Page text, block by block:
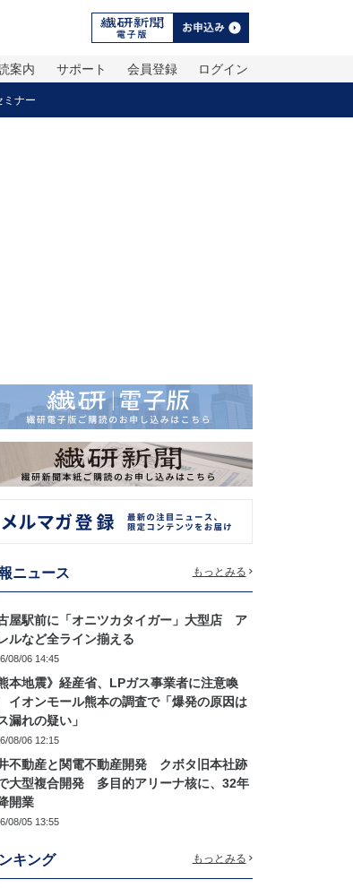
ログイン
会員登録
サポート
案内
ミナー
ニュース もっとみる
屋駅前に「オニツカタイガー」大型店 ア
ルなど全ライン揃える
08/06 14:45
熊本地震》経産省、LPガス事業者に注意喚
オンモール熊本の調査で「爆発の原因は
漏れの疑い」
08/06 12:15
不動産と関電不動産開発 クボタ旧本社跡
大型複合開発 多目的アリーナ核に、32年
開業
08/05 13:55
キング もっとみる